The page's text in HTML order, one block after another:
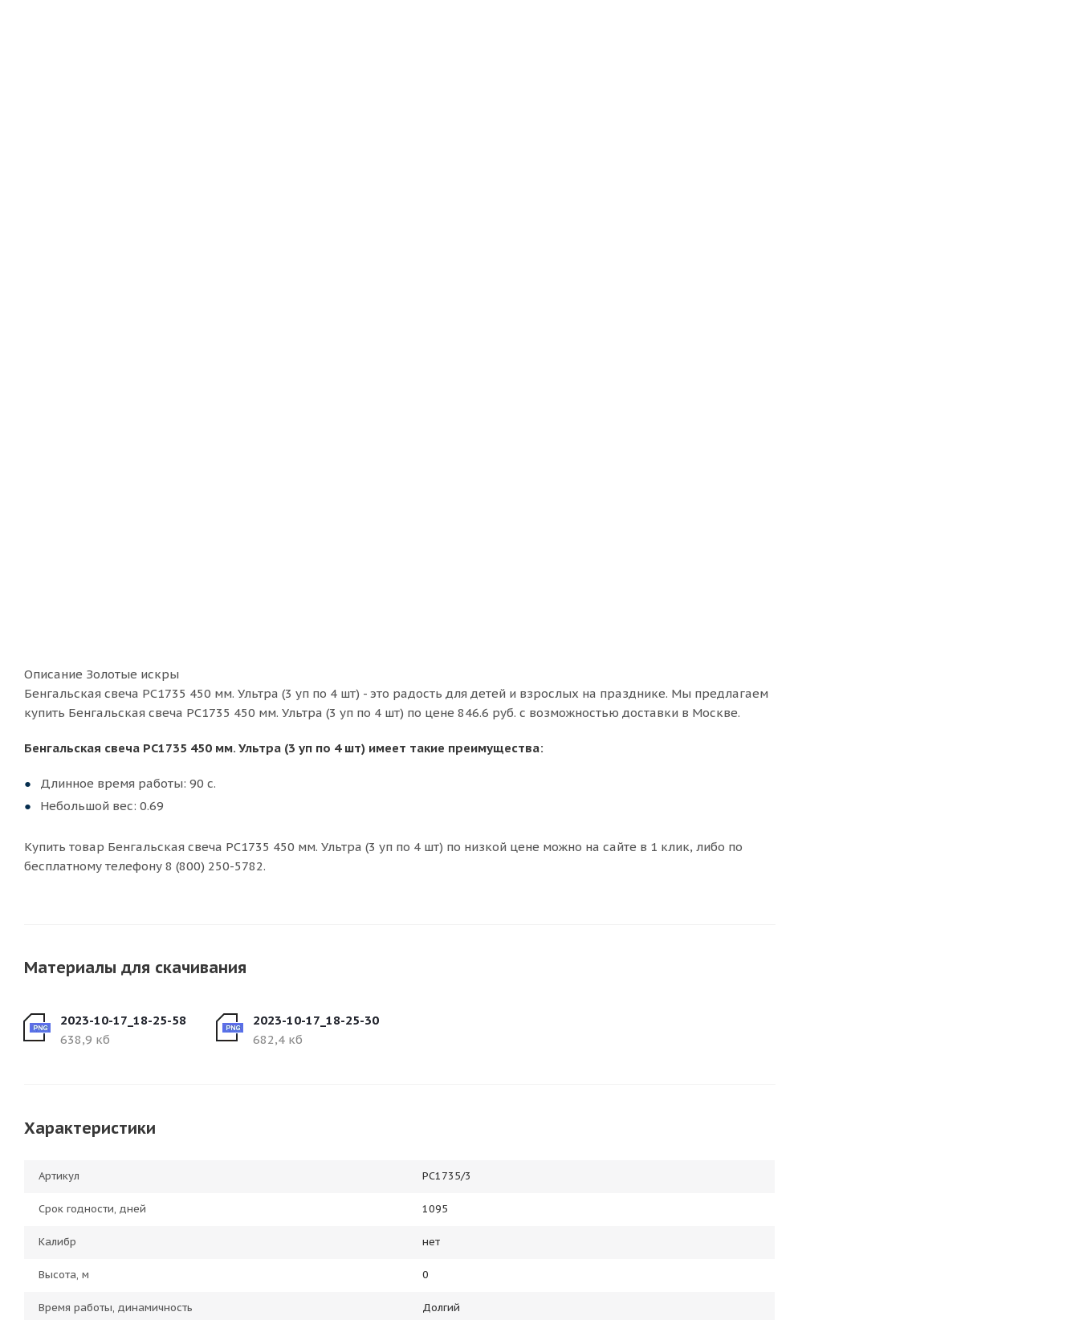
Описание Золотые искры
Бенгальская свеча РС1735 450 мм. Ультра (3 уп по 4 шт) - это радость для детей и взрослых на празднике. Мы предлагаем
купить Бенгальская свеча РС1735 450 мм. Ультра (3 уп по 4 шт) по цене 846.6 руб. с возможностью доставки в Москве.
Бенгальская свеча РС1735 450 мм. Ультра (3 уп по 4 шт) имеет такие преимущества:
Длинное время работы: 90 с.
Небольшой вес: 0.69
Купить товар Бенгальская свеча РС1735 450 мм. Ультра (3 уп по 4 шт) по низкой цене можно на сайте в 1 клик, либо по
бесплатному телефону 8 (800) 250-5782.
Материалы для скачивания
2023-10-17_18-25-58
638,9 кб
2023-10-17_18-25-30
682,4 кб
Характеристики
Артикул РС1735/3
Срок годности, дней 1095
Калибр нет
Высота, м 0
Время работы, динамичность Долгий